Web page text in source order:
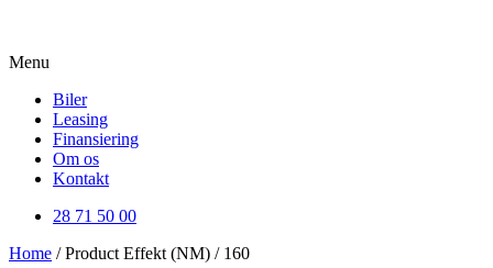
Menu
Biler
Leasing
Finansiering
Om os
Kontakt
28 71 50 00
Home / Product Effekt (NM) / 160